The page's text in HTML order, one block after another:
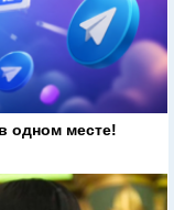
одном месте!